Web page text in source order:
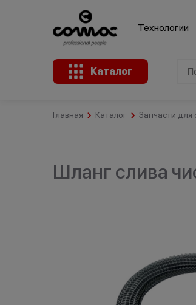
Технологии
Каталог
Главная Каталог Запчасти для
Шланг слива
Ремесленное
производство